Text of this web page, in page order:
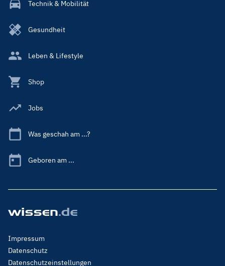
Technik & Mobilität
Gesundheit
Leben & Lifestyle
Shop
Jobs
Was geschah am ...?
Geboren am ...
Footer
Menu
Legal
Impressum
Datenschutz
Datenschutzeinstellungen